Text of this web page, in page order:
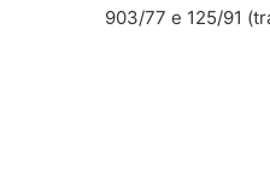
903/77 e 125/91